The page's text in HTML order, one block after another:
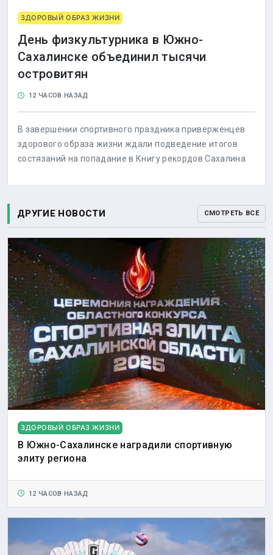
ЗДОРОВЫЙ ОБРАЗ ЖИЗНИ
День физкультурника в Южно-
Сахалинске объединил тысячи
островитян
12 ЧАСОВ НАЗАД
В завершении спортивного праздника приверженцев
здорового образа жизни ждали подведение итогов
состязаний на попадание в Книгу рекордов Сахалина
ДРУГИЕ НОВОСТИ СМОТРЕТЬ ВСЕ
ЗДОРОВЫЙ ОБРАЗ ЖИЗНИ
В Южно-Сахалинске наградили спортивную
элиту региона
12 ЧАСОВ НАЗАД